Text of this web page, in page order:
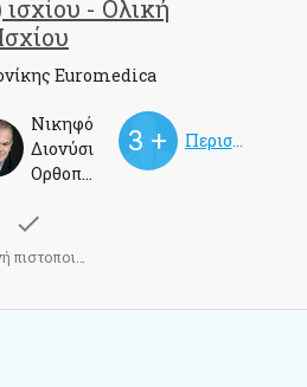
- Ολική
Euromedica
Νικηφόρος
Διονύσιος
Ορθοπεδικός Χειρούργος, Αθλητίατρος
Περισσότεροι γιατροί
check